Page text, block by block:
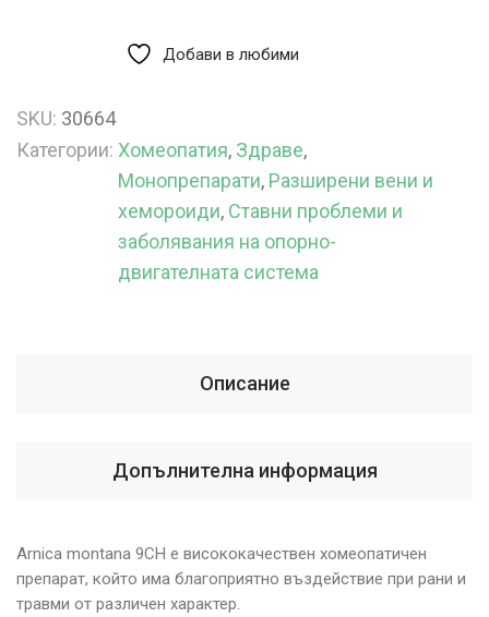
Добави в любими
SKU: 30664
Категории: Хомеопатия, Здраве,
Монопрепарати, Разширени вени и
хемороиди, Ставни проблеми и
заболявания на опорно-
двигателната система
Описание
Допълнителна информация
Arnica montana 9CH е висококачествен хомеопатичен
препарат, който има благоприятно въздействие при рани и
травми от различен характер.